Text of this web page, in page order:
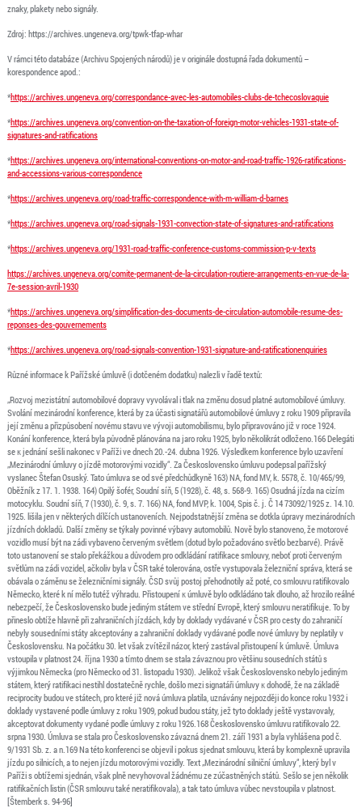
znaky, plakety nebo signály.
Zdroj: https://archives.ungeneva.org/tpwk-tfap-whar
V rámci této databáze (Archivu Spojených národů) je v originále dostupná řada dokumentů –
korespondence apod.:
*https://archives.ungeneva.org/correspondance-avec-les-automobiles-clubs-de-tchecoslovaquie
*https://archives.ungeneva.org/convention-on-the-taxation-of-foreign-motor-vehicles-1931-state-of-
signatures-and-ratifications
*https://archives.ungeneva.org/international-conventions-on-motor-and-road-traffic-1926-ratifications-
and-accessions-various-correspondence
*https://archives.ungeneva.org/road-traffic-correspondence-with-m-william-d-barnes
*https://archives.ungeneva.org/road-signals-1931-convection-state-of-signatures-and-ratifications
*https://archives.ungeneva.org/1931-road-traffic-conference-customs-commission-p-v-texts
https://archives.ungeneva.org/comite-permanent-de-la-circulation-routiere-arrangements-en-vue-de-la-
7e-session-avril-1930
*https://archives.ungeneva.org/simplification-des-documents-de-circulation-automobile-resume-des-
reponses-des-gouvernements
*https://archives.ungeneva.org/road-signals-convention-1931-signature-and-ratificationenquiries
Různé informace k Pařížské úmluvě (i dotčeném dodatku) nalezli v řadě textů:
„Rozvoj mezistátní automobilové dopravy vyvolával i tlak na změnu dosud platné automobilové úmluvy.
Svolání mezinárodní konference, která by za účasti signatářů automobilové úmluvy z roku 1909 připravila
její změnu a přizpůsobení novému stavu ve vývoji automobilismu, bylo připravováno již v roce 1924.
Konání konference, která byla původně plánována na jaro roku 1925, bylo několikrát odloženo.166 Delegáti
se к jednání sešli nakonec v Paříži ve dnech 20.-24. dubna 1926. Výsledkem konference bylo uzavření
„Mezinárodní úmluvy o jízdě motorovými vozidly“. Za Československo úmluvu podepsal pařížský
vyslanec Štefan Osuský. Tato úmluva se od své předchůdkyně 163) NA, fond MV, k. 5578, č. 10/465/99,
Oběžník z 17. 1. 1938. 164) Opilý šofér, Soudní síň, 5 (1928), č. 48, s. 568-9. 165) Osudná jízda na cizím
motocyklu. Soudní síň, 7 (1930), č. 9, s. 7. 166) NA, fond MVP, k. 1004, Spis č. j. Č 14 73092/1925 z. 14.10.
1925. lišila jen v některých dílčích ustanoveních. Nejpodstatnější změna se dotkla úpravy mezinárodních
jízdních dokladů. Další změny se týkaly povinné výbavy automobilů. Nově bylo stanoveno, že motorové
vozidlo musí být na zádi vybaveno červeným světlem (dotud bylo požadováno světlo bezbarvé). Právě
toto ustanovení se stalo překážkou a důvodem pro odkládání ratifikace smlouvy, neboť proti červeným
světlům na zádi vozidel, ačkoliv byla v ČSR také tolerována, ostře vystupovala železniční správa, která se
obávala o záměnu se železničními signály. ČSD svůj postoj přehodnotily až poté, co smlouvu ratifikovalo
Německo, které k ní mělo tutéž výhradu. Přistoupení к úmluvě bylo odkládáno tak dlouho, až hrozilo reálné
nebezpečí, že Československo bude jediným státem ve střední Evropě, který smlouvu neratifikuje. To by
přineslo obtíže hlavně při zahraničních jízdách, kdy by doklady vydávané v ČSR pro cesty do zahraničí
nebyly sousedními státy akceptovány a zahraniční doklady vydávané podle nové úmluvy by neplatily v
Československu. Na počátku 30. let však zvítězil názor, který zastával přistoupení k úmluvě. Úmluva
vstoupila v platnost 24. října 1930 a tímto dnem se stala závaznou pro většinu sousedních států s
výjimkou Německa (pro Německo od 31. listopadu 1930). Jelikož však Československo nebylo jediným
státem, který ratifikaci nestihl dostatečně rychle, došlo mezi signatáři úmluvy к dohodě, že na základě
reciprocity budou ve státech, pro které již nová úmluva platila, uznávány nejpozději do konce roku 1932 i
doklady vystavené podle úmluvy z roku 1909, pokud budou státy, jež tyto doklady ještě vystavovaly,
akceptovat dokumenty vydané podle úmluvy z roku 1926.168 Československo úmluvu ratifikovalo 22.
srpna 1930. Úmluva se stala pro Československo závazná dnem 21. září 1931 a byla vyhlášena pod č.
9/1931 Sb. z. a n.169 Na této konferenci se objevil i pokus sjednat smlouvu, která by komplexně upravila
jízdu po silnicích, a to nejen jízdu motorovými vozidly. Text „Mezinárodní silniční úmluvy“, který byl v
Paříži s obtížemi sjednán, však plně nevyhovoval žádnému ze zúčastněných států. Sešlo se jen několik
ratifikačních listin (ČSR smlouvu také neratifikovala), a tak tato úmluva vůbec nevstoupila v platnost.
[Štemberk s. 94-96]